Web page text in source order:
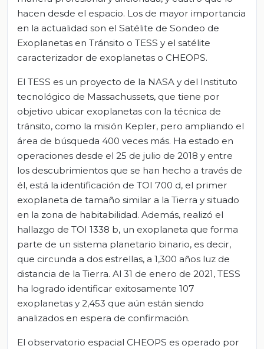
hacen desde el espacio. Los de mayor importancia
en la actualidad son el Satélite de Sondeo de
Exoplanetas en Tránsito o TESS y el satélite
caracterizador de exoplanetas o CHEOPS.
El TESS es un proyecto de la NASA y del Instituto
tecnológico de Massachussets, que tiene por
objetivo ubicar exoplanetas con la técnica de
tránsito, como la misión Kepler, pero ampliando el
área de búsqueda 400 veces más. Ha estado en
operaciones desde el 25 de julio de 2018 y entre
los descubrimientos que se han hecho a través de
él, está la identificación de TOI 700 d, el primer
exoplaneta de tamaño similar a la Tierra y situado
en la zona de habitabilidad. Además, realizó el
hallazgo de TOI 1338 b, un exoplaneta que forma
parte de un sistema planetario binario, es decir,
que circunda a dos estrellas, a 1,300 años luz de
distancia de la Tierra. Al 31 de enero de 2021, TESS
ha logrado identificar exitosamente 107
exoplanetas y 2,453 que aún están siendo
analizados en espera de confirmación.
El observatorio espacial CHEOPS es operado por